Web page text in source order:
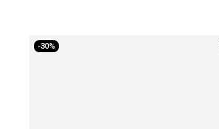
-30%